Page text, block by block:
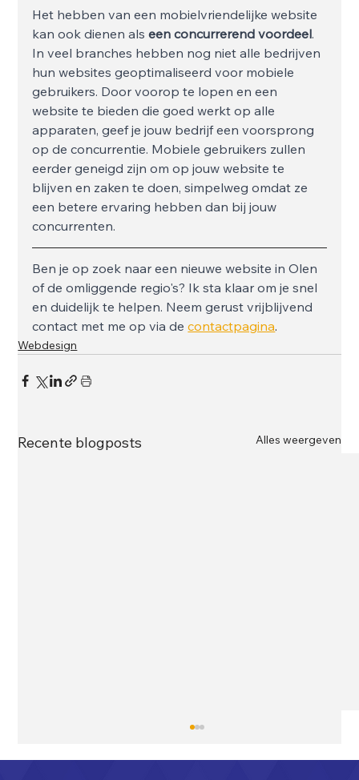
Het hebben van een mobielvriendelijke website
kan ook dienen als een concurrerend voordeel.
In veel branches hebben nog niet alle bedrijven
hun websites geoptimaliseerd voor mobiele
gebruikers. Door voorop te lopen en een
website te bieden die goed werkt op alle
apparaten, geef je jouw bedrijf een voorsprong
op de concurrentie. Mobiele gebruikers zullen
eerder geneigd zijn om op jouw website te
blijven en zaken te doen, simpelweg omdat ze
een betere ervaring hebben dan bij jouw
concurrenten.
Ben je op zoek naar een nieuwe website in Olen
of de omliggende regio's? Ik sta klaar om je snel
en duidelijk te helpen. Neem gerust vrijblijvend
contact met me op via de contactpagina.
Webdesign
Recente blogposts Alles weergeven